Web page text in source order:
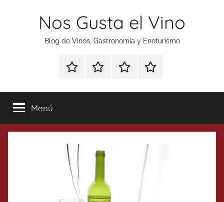
Nos Gusta el Vino
Blog de Vinos, Gastronomía y Enoturismo
Especial
Tonics
Enoturismo
Gastronomía
RankingContacto
Menú